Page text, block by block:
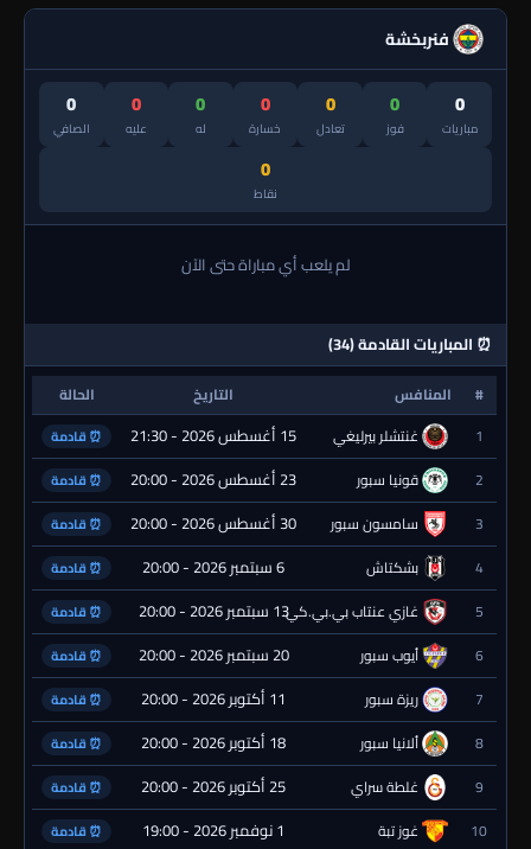
فنربخشة
0
مباريات
0
فوز
0
تعادل
0
خسارة
0
له
0
عليه
0
الصافي
0
نقاط
لم يلعب أي مباراة حتى الآن
⏰ المباريات القادمة (34)
# المنافس التاريخ
الحالة
1
غنتشلر بيرليغي 15 أغسطس 2026 - 21:30 ⏰ قادمة
2 قونيا سبور 23 أغسطس 2026 - 20:00 ⏰ قادمة
3 سامسون سبور 30 أغسطس 2026 - 20:00 ⏰ قادمة
4 بشكتاش 6 سبتمبر 2026 - 20:00 ⏰ قادمة
5 غازي عنتاب بي.بي.كي.13 سبتمبر 2026 - 20:00 ⏰ قادمة
6 أيوب سبور 20 سبتمبر 2026 - 20:00 ⏰ قادمة
7 ريزة سبور 11 أكتوبر 2026 - 20:00 ⏰ قادمة
8 ألانيا سبور 18 أكتوبر 2026 - 20:00 ⏰ قادمة
9 غلطة سراي 25 أكتوبر 2026 - 20:00 ⏰ قادمة
10 غوز تبة 1 نوفمبر 2026 - 19:00 ⏰ قادمة